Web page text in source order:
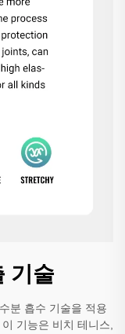
기술
분 흡수 기술을 적용
기능은 비치 테니스,